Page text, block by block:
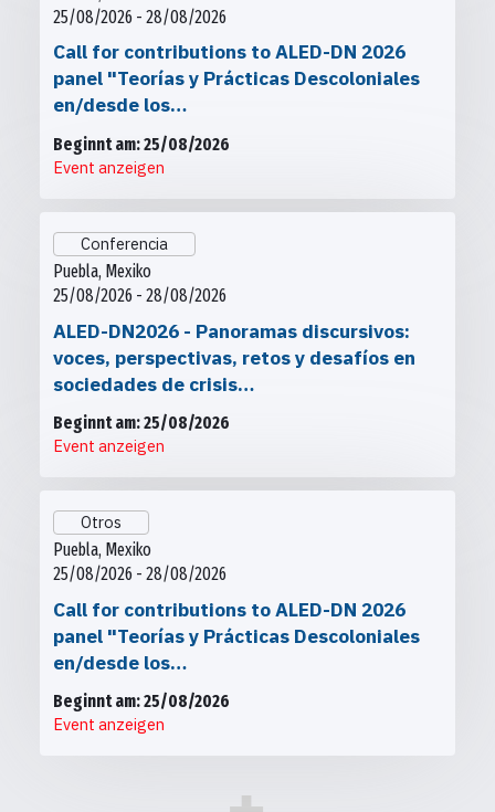
25/08/2026 - 28/08/2026
Call for contributions to ALED-DN 2026
panel "Teorías y Prácticas Descoloniales
en/desde los…
Beginnt am: 25/08/2026
Event anzeigen
Conferencia
Puebla, Mexiko
25/08/2026 - 28/08/2026
ALED-DN2026 - Panoramas discursivos:
voces, perspectivas, retos y desafíos en
sociedades de crisis…
Beginnt am: 25/08/2026
Event anzeigen
Otros
Puebla, Mexiko
25/08/2026 - 28/08/2026
Call for contributions to ALED-DN 2026
panel "Teorías y Prácticas Descoloniales
en/desde los…
Beginnt am: 25/08/2026
Event anzeigen